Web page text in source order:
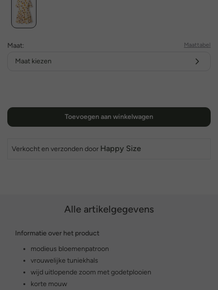
Maat: Maattabel
Maat kiezen
Toevoegen aan winkelwagen
Verkocht en verzonden door Happy Size
Alle artikelgegevens
Informatie over het product
modieus bloemenpatroon
vrouwelijke tuniekhals
wijd uitlopende zoom met godetplooien
korte mouw